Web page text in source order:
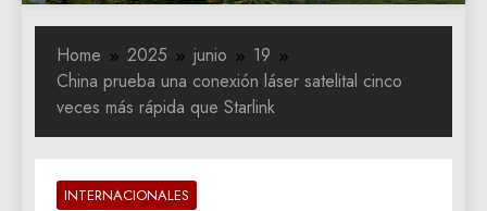
Home 2025 junio
19
China prueba una conexión láser satelital cinco
veces más rápida que Starlink
INTERNACIONALES